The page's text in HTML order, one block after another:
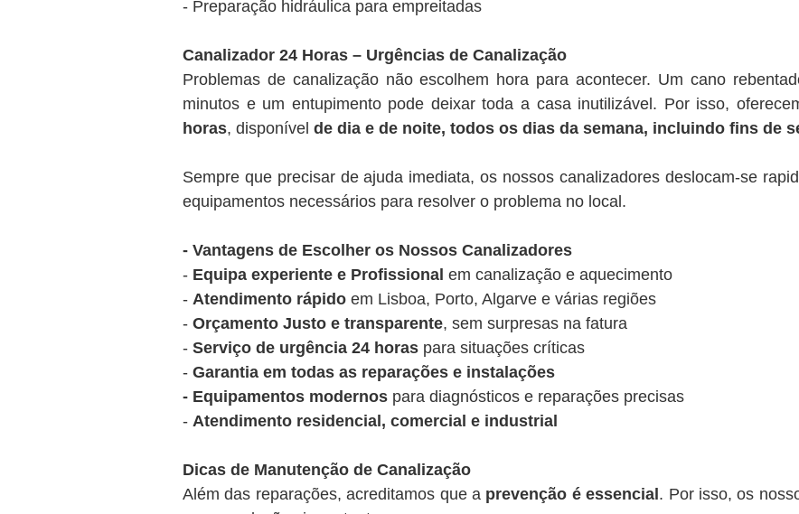
- Preparação hidráulica para empreitadas
Canalizador 24 Horas – Urgências de Canalização
Problemas de canalização não escolhem hora para acontecer. Um cano
minutos e um entupimento pode deixar toda a casa inutilizável. Por isso,
horas, disponível de dia e de noite, todos os dias da semana, incluindo fins de
Sempre que precisar de ajuda imediata, os nossos canalizadores deslocam-se
equipamentos necessários para resolver o problema no local.
- Vantagens de Escolher os Nossos Canalizadores
- Equipa experiente e Profissional em canalização e aquecimento
- Atendimento rápido em Lisboa, Porto, Algarve e várias regiões
- Orçamento Justo e transparente, sem surpresas na fatura
- Serviço de urgência 24 horas para situações críticas
- Garantia em todas as reparações e instalações
- Equipamentos modernos para diagnósticos e reparações precisas
- Atendimento residencial, comercial e industrial
Dicas de Manutenção de Canalização
Além das reparações, acreditamos que a prevenção é essencial . Por isso, os